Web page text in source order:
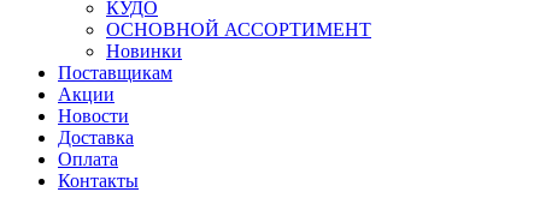
КУДО
ОСНОВНОЙ АССОРТИМЕНТ
Новинки
Поставщикам
Акции
Новости
Доставка
Оплата
Контакты